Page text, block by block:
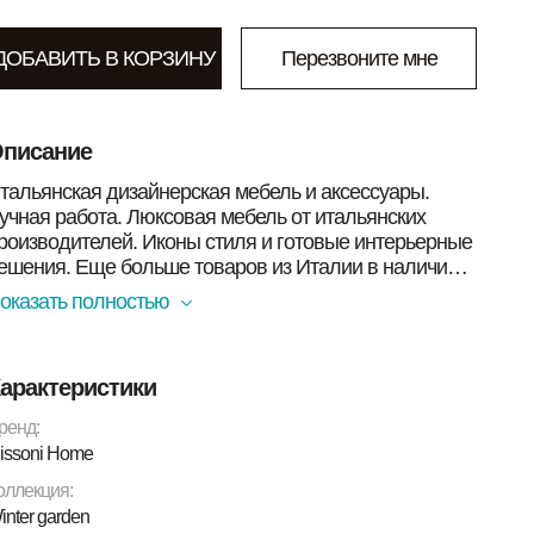
В КОРЗИНУ Перезвоните мне
дизайнерская мебель и аксессуары.
работа. Люксовая мебель от итальянских
Иконы стиля и готовые интерьерные
Еще больше товаров из Италии в наличии в
Вы найдете в нашем магазине. Смотрите
- 100% полиэстер<br><b>Размер:
40x40<br><b>Бренд:</b> Missoni Home<br>
b> Winter garden<br><b>Цвет:</b>
полностью
Home
garden